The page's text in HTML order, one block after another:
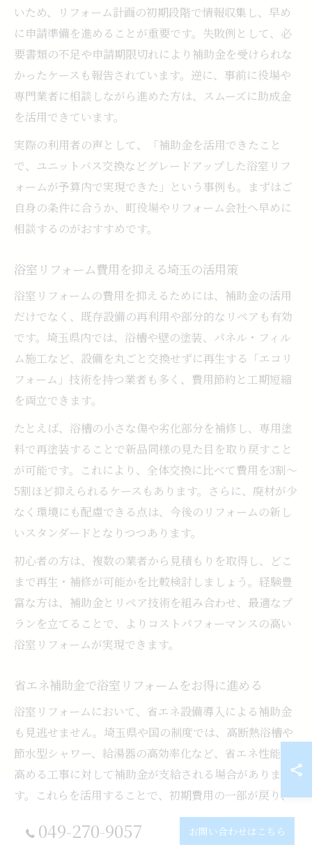
いため、リフォーム計画の初期段階で情報収集し、早め
に申請準備を進めることが重要です。失敗例として、必
要書類の不足や申請期限切れにより補助金を受けられな
かったケースも報告されています。逆に、事前に役場や
専門業者に相談しながら進めた方は、スムーズに助成金
を活用できています。
実際の利用者の声として、「補助金を活用できたこと
で、ユニットバス交換などグレードアップした浴室リフ
ォームが予算内で実現できた」という事例も。まずはご
自身の条件に合うか、町役場やリフォーム会社へ早めに
相談するのがおすすめです。
浴室リフォーム費用を抑える埼玉の活用策
浴室リフォームの費用を抑えるためには、補助金の活用
だけでなく、既存設備の再利用や部分的なリペアも有効
です。埼玉県内では、浴槽や壁の塗装、パネル・フィル
ム施工など、設備を丸ごと交換せずに再生する「エコリ
フォーム」技術を持つ業者も多く、費用節約と工期短縮
を両立できます。
たとえば、浴槽の小さな傷や劣化部分を補修し、専用塗
料で再塗装することで新品同様の見た目を取り戻すこと
が可能です。これにより、全体交換に比べて費用を3割～
5割ほど抑えられるケースもあります。さらに、廃材が少
なく環境にも配慮できる点は、今後のリフォームの新し
いスタンダードとなりつつあります。
初心者の方は、複数の業者から見積もりを取得し、どこ
まで再生・補修が可能かを比較検討しましょう。経験豊
富な方は、補助金とリペア技術を組み合わせ、最適なプ
ランを立てることで、よりコストパフォーマンスの高い
浴室リフォームが実現できます。
省エネ補助金で浴室リフォームをお得に進める
浴室リフォームにおいて、省エネ設備導入による補助金
も見逃せません。埼玉県や国の制度では、高断熱浴槽や
節水型シャワー、給湯器の高効率化など、省エネ性能を
高める工事に対して補助金が支給される場合がありま
す。これらを活用することで、初期費用の一部が戻り、
ランニングコストの削減にもつながります。
例えば、最新の高断熱浴槽を導入すると、浴槽の保温性
049-270-9057 お問い合わせはこちら